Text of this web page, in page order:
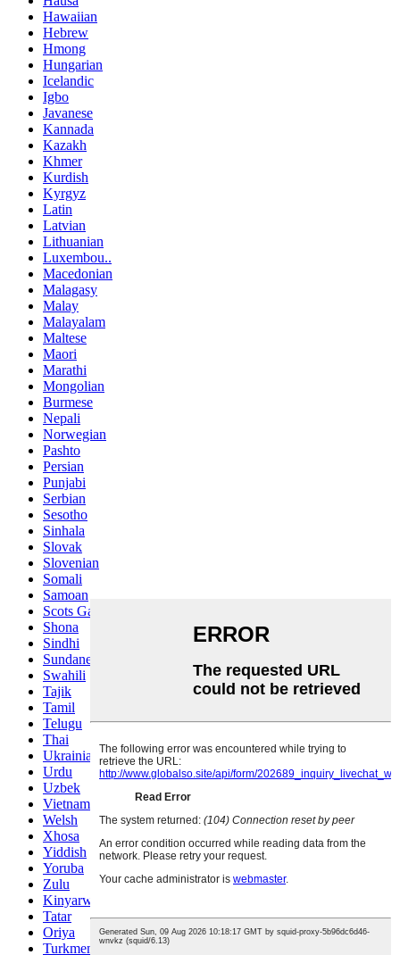
Hawaiian
Hebrew
Hmong
Hungarian
Icelandic
Igbo
Javanese
Kannada
Kazakh
Khmer
Kurdish
Kyrgyz
Latin
Latvian
Lithuanian
Luxembou..
Macedonian
Malagasy
Malay
Malayalam
Maltese
Maori
Marathi
Mongolian
Burmese
Nepali
Norwegian
Pashto
Persian
Punjabi
Serbian
Sesotho
Sinhala
Slovak
Slovenian
Somali
Samoan
Scots Gaelic
Shona
Sindhi
Sundanese
Swahili
Tajik
Tamil
Telugu
Thai
Ukrainian
Urdu
Uzbek
Vietnamese
Welsh
Xhosa
Yiddish
Yoruba
Zulu
Kinyarwanda
Tatar
Oriya
Turkmen